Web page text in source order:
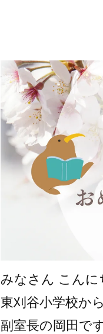
みなさん こんに
東刈谷小学校か
副室長の岡田です